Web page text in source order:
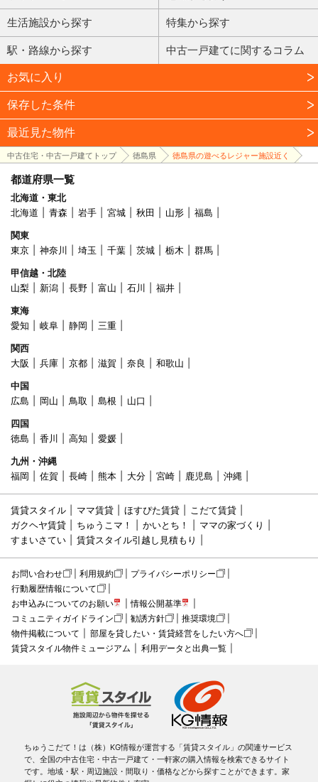
生活施設から探す 特集から探す
駅・路線から探す 中古一戸建てに関するコラム
お気に入り
保存した条件
最近見た物件
中古住宅・中古一戸建てトップ 徳島県 徳島県の遊べるレジャー施設近く
都道府県一覧
北海道・東北
北海道
青森 岩手 宮城 秋田 山形
福島
関東
東京
神奈川 埼玉 千葉 茨城 栃木
群馬
甲信越・北陸
山梨
新潟 長野 富山 石川
福井
東海
愛知
岐阜 静岡
三重
関西
大阪
兵庫 京都 滋賀 奈良
和歌山
中国
広島
岡山 鳥取 島根
山口
四国
徳島
香川 高知
愛媛
九州・沖縄
福岡
佐賀 長崎 熊本 大分 宮崎 鹿児島 沖縄
賃貸スタイル ママ賃貸 ほすぴた賃貸
こだて賃貸
ガクヘヤ賃貸
ちゅうこマ！ かいとち！
ママの家づくり
すまいさてい
賃貸スタイル引越し見積もり
お問い合わせ 利用規約
プライバシーポリシー
行動履歴情報について
お申込みについてのお願い
情報公開基準
コミュニティガイドライン
勧誘方針
推奨環境
物件掲載について
部屋を貸したい・賃貸経営をしたい方へ
賃貸スタイル物件ミュージアム
利用データと出典一覧
ちゅうこだて！は（株）KG情報が運営する「賃貸スタイル」の関連サービス
で、全国の中古住宅・中古一戸建て・一軒家の購入情報を検索できるサイト
です。地域・駅・周辺施設・間取り・価格などから探すことができます。家